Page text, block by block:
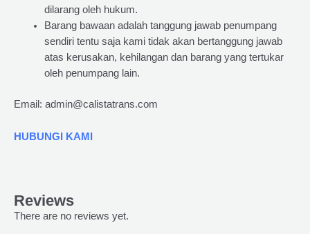
dilarang oleh hukum.
Barang bawaan adalah tanggung jawab penumpang
sendiri tentu saja kami tidak akan bertanggung jawab
atas kerusakan, kehilangan dan barang yang tertukar
oleh penumpang lain.
Email: admin@calistatrans.com
HUBUNGI KAMI
Reviews
There are no reviews yet.